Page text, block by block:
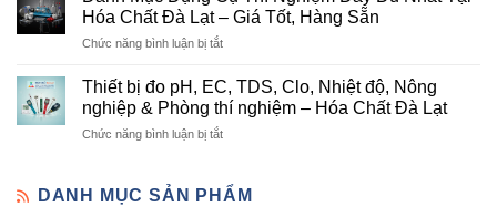
Nghiệm
Tín
Tại
Đà
–
Chất
Đà
đầy
lượng,
hóa
chất
phòng
nghiệm
&
cấy
Hóa
Hóa Chất Đà Lạt – Giá Tốt, Hàng Sẵn
Chức năng bình luận bị tắtở
Mục
Dụng
Cụ
Thí
Đủ
Thiết bị đo pH, EC, TDS, Clo, Nhiệt độ, Nông
nghiệp & Phòng thí nghiệm – Hóa Chất Đà Lạt
Chức năng bình luận bị tắtở
đo
DANH MỤC SẢN PHẨM